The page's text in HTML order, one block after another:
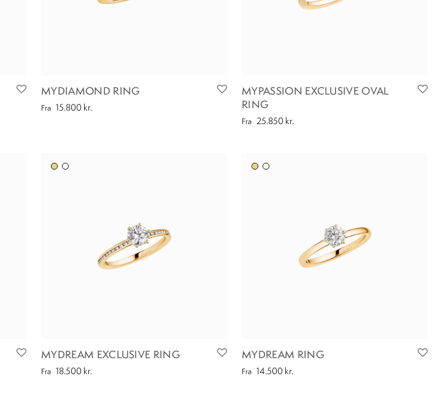
MYDIAMOND RING
Fra 15.800 kr.
MYPASSION EXCLUSIVE OVAL
RING
Fra 25.850 kr.
MYDREAM EXCLUSIVE RING
Fra 18.500 kr.
MYDREAM RING
Fra 14.500 kr.